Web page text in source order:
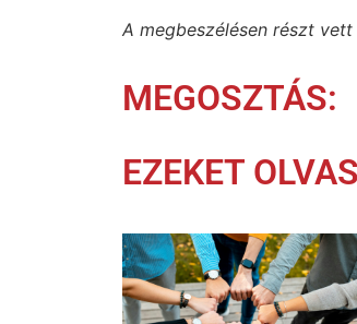
A megbeszélésen részt
MEGOSZTÁS:
EZEKET